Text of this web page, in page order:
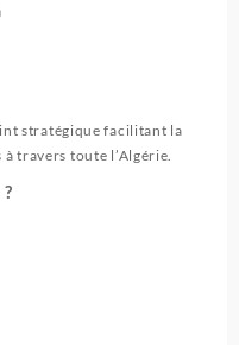
stratégique facilitant la
travers toute l’Algérie.